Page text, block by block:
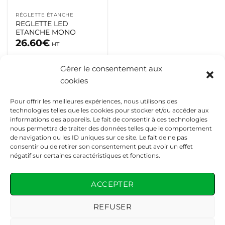
Gérer le consentement aux
cookies
Pour offrir les meilleures expériences, nous utilisons des
technologies telles que les cookies pour stocker et/ou accéder aux
informations des appareils. Le fait de consentir à ces technologies
nous permettra de traiter des données telles que le comportement
de navigation ou les ID uniques sur ce site. Le fait de ne pas
consentir ou de retirer son consentement peut avoir un effet
négatif sur certaines caractéristiques et fonctions.
ACCEPTER
REFUSER
RÉGLETTE ÉTANCHE
REGLETTE LED
ETANCHE MONO
26.60€ HT
Ajouter dans favoris
04 86 68 53 95
contact@eddep.fr
Du lundi au vendredi : de 8h à 17h